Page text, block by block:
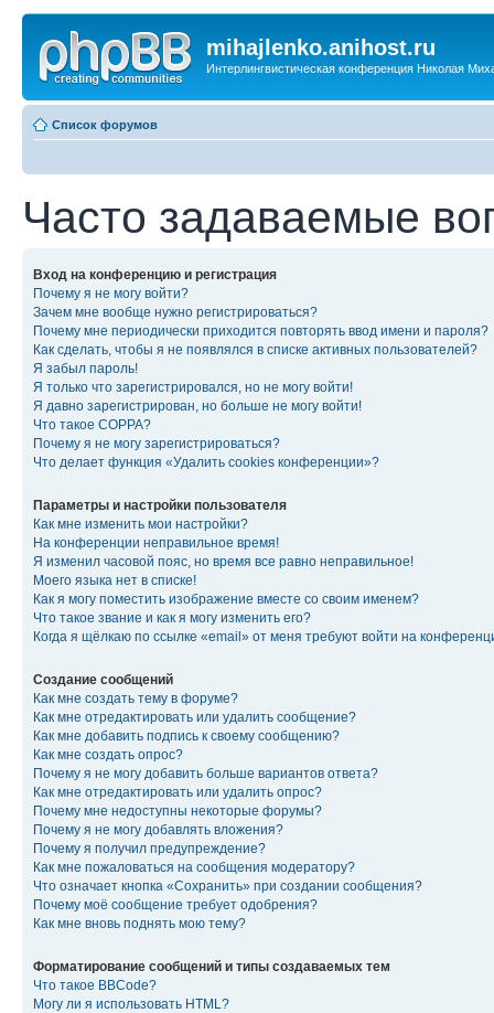
mihajlenko.anihost.ru
Интерлингвистическая конференция Николая
Список форумов
Часто задаваемые
Вход на конференцию и регистрация
Почему я не могу войти?
Зачем мне вообще нужно регистрироваться?
Почему мне периодически приходится повторять ввод имени и пароля?
Как сделать, чтобы я не появлялся в списке активных пользователей?
Я забыл пароль!
Я только что зарегистрировался, но не могу войти!
Я давно зарегистрирован, но больше не могу войти!
Что такое COPPA?
Почему я не могу зарегистрироваться?
Что делает функция «Удалить cookies конференции»?
Параметры и настройки пользователя
Как мне изменить мои настройки?
На конференции неправильное время!
Я изменил часовой пояс, но время все равно неправильное!
Моего языка нет в списке!
Как я могу поместить изображение вместе со своим именем?
Что такое звание и как я могу изменить его?
Когда я щёлкаю по ссылке «email» от меня требуют войти на
Создание сообщений
Как мне создать тему в форуме?
Как мне отредактировать или удалить сообщение?
Как мне добавить подпись к своему сообщению?
Как мне создать опрос?
Почему я не могу добавить больше вариантов ответа?
Как мне отредактировать или удалить опрос?
Почему мне недоступны некоторые форумы?
Почему я не могу добавлять вложения?
Почему я получил предупреждение?
Как мне пожаловаться на сообщения модератору?
Что означает кнопка «Сохранить» при создании сообщения?
Почему моё сообщение требует одобрения?
Как мне вновь поднять мою тему?
Форматирование сообщений и типы создаваемых тем
Что такое BBCode?
Могу ли я использовать HTML?